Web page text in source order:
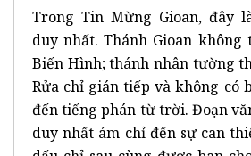
Trong Tin Mừng Gioan, đây
duy nhất. Thánh Gioan không
Biến Hình; thánh nhân tường
Rửa chỉ gián tiếp và không có
đến tiếng phán từ trời. Đoạn
duy nhất ám chỉ đến sự can